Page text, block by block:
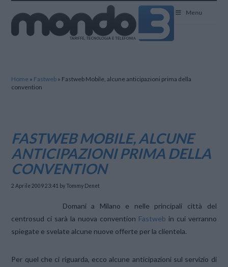
Menu
Home » Fastweb » Fastweb Mobile, alcune anticipazioni prima della
convention
FASTWEB MOBILE, ALCUNE
ANTICIPAZIONI PRIMA DELLA
CONVENTION
2 Aprile 2009 23:41 by Tommy Denet
Domani a Milano e nelle principali città del
centrosud ci sarà la nuova convention Fastweb in cui verranno
spiegate e svelate alcune nuove offerte per la clientela.
Per quel che ci riguarda, ecco alcune anticipazioni sul servizio di